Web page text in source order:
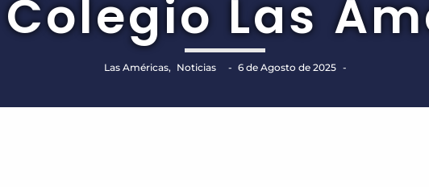
Las
Las Américas, Noticias - 6 de Agosto de 2025 -